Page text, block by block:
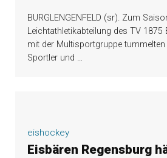
BURGLENGENFELD (sr). Zum
Leichtathletikabteilung des TV 1875
mit der Multisportgruppe
Sportler und …
eishockey
Eisbären Regensburg